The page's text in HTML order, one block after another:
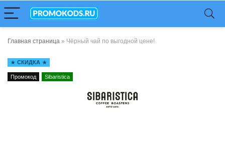
Главная страница » Чёрный чай по выгодной цене!
СКИДКА
Промокод Sibaristica